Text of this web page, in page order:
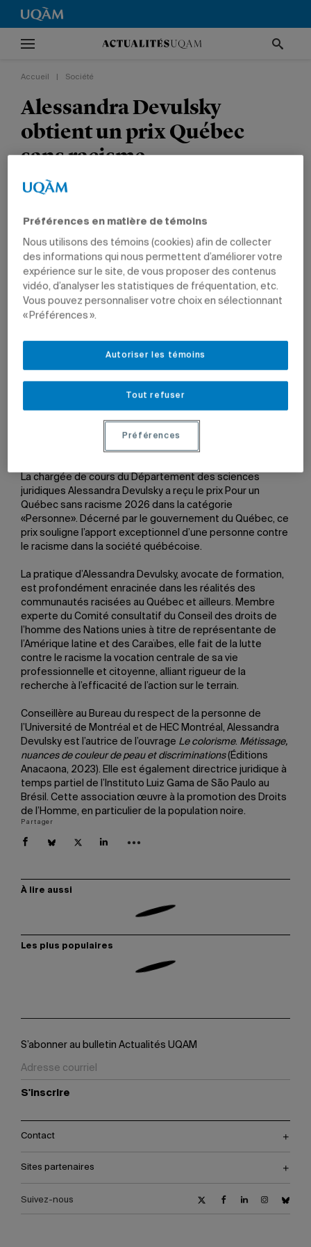
Accueil Société
Alessandra Devulsky
obtient un prix Québec
sans racisme
La chargée de cours du Département des
SOCIÉTÉ TÊTES D'AFFICHE
PRIX ET DISTINCTIONS
ÉQUITÉ, DIVERSITÉ, INCLUSION
POLITIQUE ET DROIT
CHARGÉS DE COURS
Photo: Assemblée nationale
La chargée de cours du Département des sciences
juridiques Alessandra Devulsky a reçu le prix Pour un
Québec sans racisme 2026 dans la catégorie
«Personne». Décerné par le gouvernement du Québec, ce
prix souligne l’apport exceptionnel d’une personne contre
le racisme dans la société québécoise.
La pratique d’Alessandra Devulsky, avocate de formation,
est profondément enracinée dans les réalités des
communautés racisées au Québec et ailleurs. Membre
experte du Comité consultatif du Conseil des droits de
l’homme des Nations unies à titre de représentante de
l’Amérique latine et des Caraïbes, elle fait de la lutte
contre le racisme la vocation centrale de sa vie
professionnelle et citoyenne, alliant rigueur de la
recherche à l’efficacité de l’action sur le terrain.
Conseillère au Bureau du respect de la personne de
l’Université de Montréal et de HEC Montréal, Alessandra
Devulsky est l’autrice de l’ouvrage Le colorisme. Métissage,
nuances de couleur de peau et discriminations(Éditions
Anacaona, 2023). Elle est également directrice juridique à
temps partiel de l’Instituto Luiz Gama de São Paulo au
Brésil. Cette association œuvre à la promotion des Droits
de l’Homme, en particulier de la population noire.
Partager
À lire aussi
Les plus populaires
S’abonner au bulletin Actualités UQAM
S'inscrire
Contact
Sites partenaires
Suivez-nous
Préférences en matière de témoins
Nous utilisons des témoins (cookies) afin de collecter
des informations qui nous permettent d’améliorer votre
expérience sur le site, de vous proposer des contenus
vidéo, d’analyser les statistiques de fréquentation, etc.
Vous pouvez personnaliser votre choix en sélectionnant
« Préférences ».
Tout refuser
Autoriser les témoins
Préférences